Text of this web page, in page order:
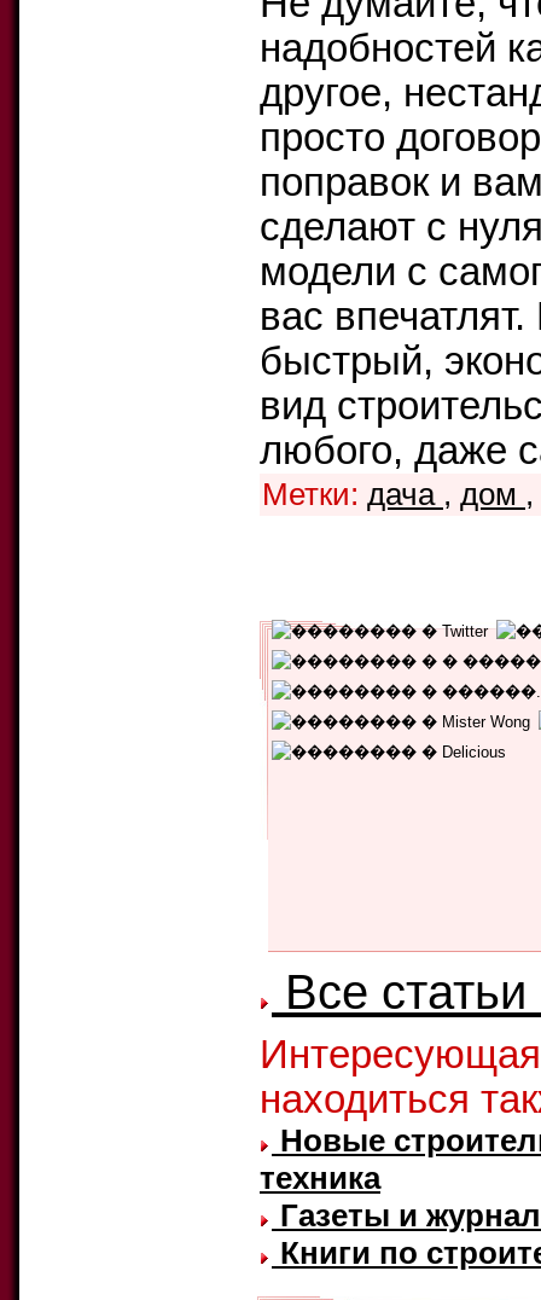
надобностей
другое,
просто
поправок и
сделают с
модели с
вас
быстрый,
вид
любого, даже
Метки: дача , дом ,
Все
находиться
Новые
техника
Газеты и
Книги по